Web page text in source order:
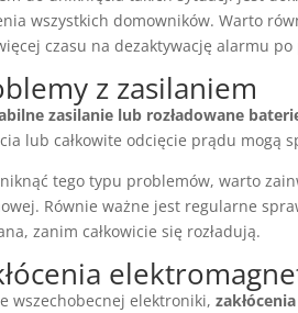
wszystkich domowników. Warto
czasu na dezaktywację alarmu
z zasilaniem
zasilanie lub rozładowane
lub całkowite odcięcie prądu mogą
tego typu problemów, warto
Równie ważne jest regularne
zanim całkowicie się rozładują.
wszechobecnej elektroniki,